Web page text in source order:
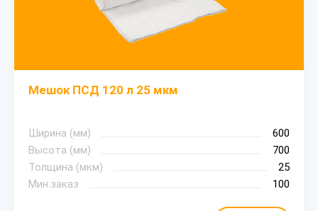
Мешок ПСД 120 л 25 мкм
Ширина (мм)
600
Высота (мм)
700
Толщина (мкм)
25
Мин.заказ
100